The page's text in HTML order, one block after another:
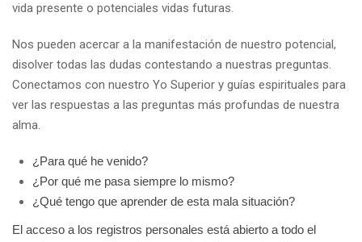
vida presente o potenciales vidas futuras.
Nos pueden acercar a la manifestación de nuestro potencial,
disolver todas las dudas contestando a nuestras preguntas.
Conectamos con nuestro Yo Superior y guías espirituales para
ver las respuestas a las preguntas más profundas de nuestra
alma.
¿Para qué he venido?
¿Por qué me pasa siempre lo mismo?
¿Qué tengo que aprender de esta mala situación?
El acceso a los registros personales está abierto a todo el